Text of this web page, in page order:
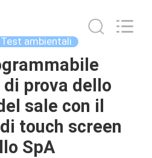
ambientali
prova dello
sale con il
touch screen
SpA